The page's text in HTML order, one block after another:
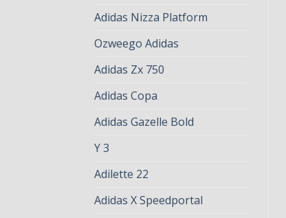
Adidas Nizza Platform
Ozweego Adidas
Adidas Zx 750
Adidas Copa
Adidas Gazelle Bold
Y 3
Adilette 22
Adidas X Speedportal